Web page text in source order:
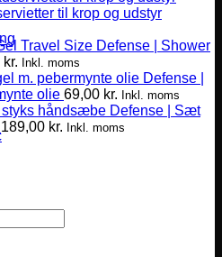
til krop og udstyr
Defense | Shower
kr. Inkl. moms
Defense |
olie 69,00 kr. Inkl. moms
Defense | Sæt
189,00 kr. Inkl. moms